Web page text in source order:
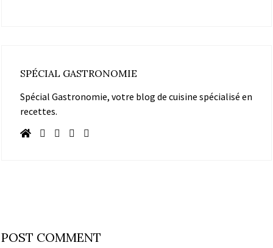
SPÉCIAL GASTRONOMIE
Spécial Gastronomie, votre blog de cuisine spécialisé en
recettes.
POST COMMENT